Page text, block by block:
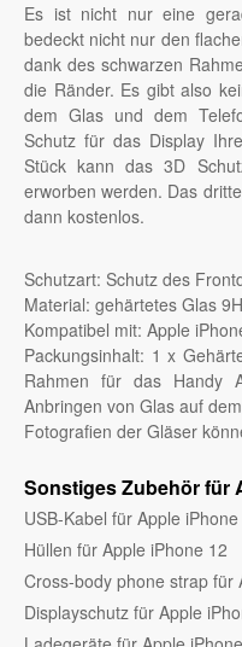
Es ist nicht nur eine
bedeckt nicht nur den
dank des schwarzen
die Ränder. Es gibt also
dem Glas und dem
Schutz für das Display
Stück kann das 3D
erworben werden. Das
dann kostenlos.
Schutzart: Schutz des
Material: gehärtetes Glas 9H
Kompatibel mit: Apple
Packungsinhalt: 1 x
Rahmen für das Handy
Anbringen von Glas auf
Fotografien der Gläser
Sonstiges Zubehör für
USB-Kabel für Apple
Hüllen für Apple iPhone 12
Cross-body phone strap für
Displayschutz für Apple